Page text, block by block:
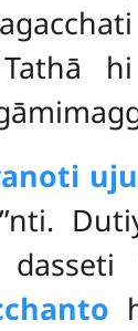
hi